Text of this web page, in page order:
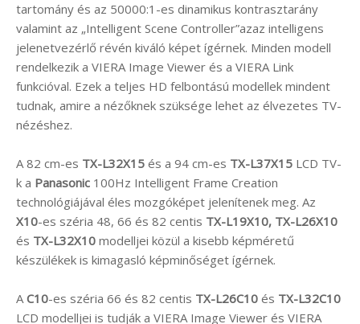
tartomány és az 50000:1-es dinamikus kontrasztarány
valamint az „Intelligent Scene Controller”azaz intelligens
jelenetvezérlő révén kiváló képet ígérnek. Minden modell
rendelkezik a VIERA Image Viewer és a VIERA Link
funkcióval. Ezek a teljes HD felbontású modellek mindent
tudnak, amire a nézőknek szüksége lehet az élvezetes TV-
nézéshez.
A 82 cm-es TX-L32X15 és a 94 cm-es TX-L37X15 LCD TV-
k a Panasonic 100Hz Intelligent Frame Creation
technológiájával éles mozgóképet jelenítenek meg. Az
X10-es széria 48, 66 és 82 centis TX-L19X10, TX-L26X10
és TX-L32X10 modelljei közül a kisebb képméretű
készülékek is kimagasló képminőséget ígérnek.
AC10-es széria 66 és 82 centis TX-L26C10 és TX-L32C10
LCD modelljei is tudják a VIERA Image Viewer és VIERA